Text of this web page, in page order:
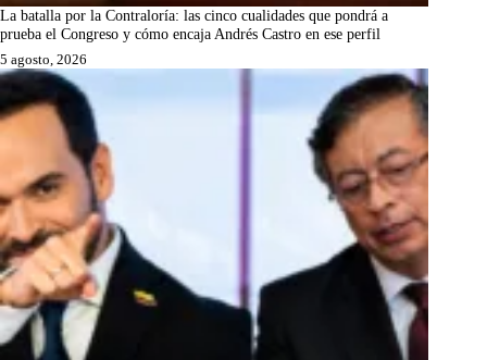
La batalla por la Contraloría: las cinco cualidades que pondrá a
prueba el Congreso y cómo encaja Andrés Castro en ese perfil
5 agosto, 2026